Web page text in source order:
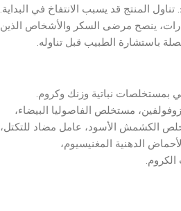
تناول المنتج قد يسبب الانتفاخ في البداية.
ينصح مرضى السكر والأشخاص الذين
باستشارة الطبيب قبل تناوله.
بمستخلصات نباتية وزنك وكروم.
مستخلص الفاصوليا البيضاء،
الكشمش الأسود، عامل مضاد للتكتل،
الدهنية المغنيسيوم،
الكروم.